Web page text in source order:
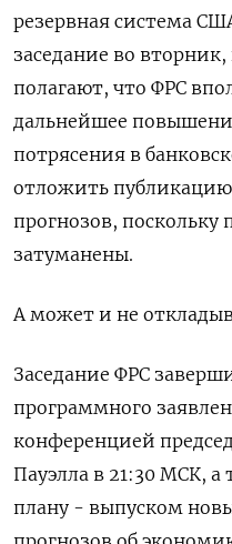
резервная система
заседание во
полагают, что ФРС
дальнейшее
потрясения в
отложить
прогнозов, поскольку
затуманены.
А может и не
Заседание ФРС
программного
конференцией
Пауэлла в 21:30 МСК, а
плану - выпуском